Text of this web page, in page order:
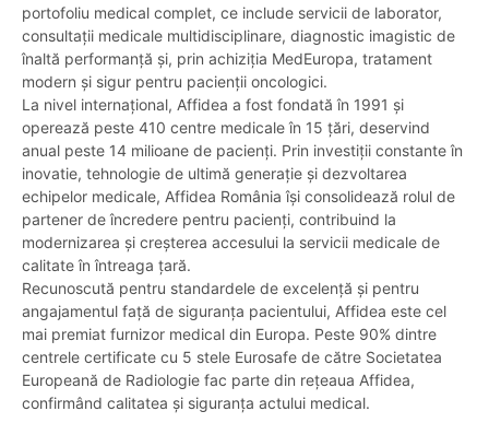
portofoliu medical complet, ce include servicii de laborator,
consultații medicale multidisciplinare, diagnostic imagistic de
înaltă performanță și, prin achiziția MedEuropa, tratament
modern și sigur pentru pacienții oncologici.
La nivel internațional, Affidea a fost fondată în 1991 și
operează peste 410 centre medicale în 15 țări, deservind
anual peste 14 milioane de pacienți. Prin investiții constante în
inovatie, tehnologie de ultimă generație și dezvoltarea
echipelor medicale, Affidea România își consolidează rolul de
partener de încredere pentru pacienți, contribuind la
modernizarea și creșterea accesului la servicii medicale de
calitate în întreaga țară.
Recunoscută pentru standardele de excelență și pentru
angajamentul față de siguranța pacientului, Affidea este cel
mai premiat furnizor medical din Europa. Peste 90% dintre
centrele certificate cu 5 stele Eurosafe de către Societatea
Europeană de Radiologie fac parte din rețeaua Affidea,
confirmând calitatea și siguranța actului medical.